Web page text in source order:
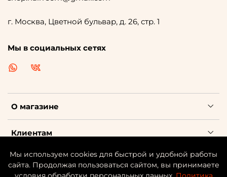
О магазине
Клиентам
Каталог косметики
г. Москва, Цветной бульвар, д. 26, стр. 1
Мы в социальных сетях
Мы используем cookies для быстрой и удобной работы
сайта. Продолжая пользоваться сайтом, вы принимаете